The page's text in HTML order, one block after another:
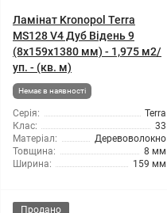
Ламінат Kronopol Terra
MS128 V4 Дуб Відень 9
(8x159x1380 мм) - 1,975 м2/
уп. - (кв. м)
Немає в наявності
Серія:
Terra
Клас:
33
Матеріал:
Деревоволокно
Товщина:
8 мм
Ширина:
159 мм
Продано